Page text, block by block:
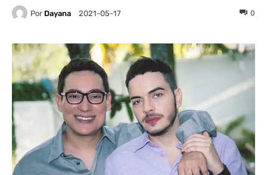
Por Dayana 2021-05-17 0